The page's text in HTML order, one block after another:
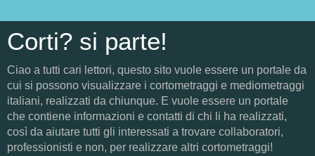
Corti? si parte!
Ciao a tutti cari lettori, questo sito vuole essere un portale da
cui si possono visualizzare i cortometraggi e mediometraggi
italiani, realizzati da chiunque. E vuole essere un portale
che contiene informazioni e contatti di chi li ha realizzati,
così da aiutare tutti gli interessati a trovare collaboratori,
professionisti e non, per realizzare altri cortometraggi!